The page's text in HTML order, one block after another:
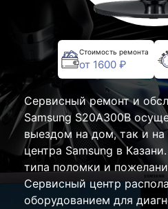
Стоимость ремонта
от 1600 ₽
Сервисный ремонт и
Samsung S20A300B
выездом на дом, так и на
центра Samsung в
типа поломки и
Сервисный центр
оборудованием для